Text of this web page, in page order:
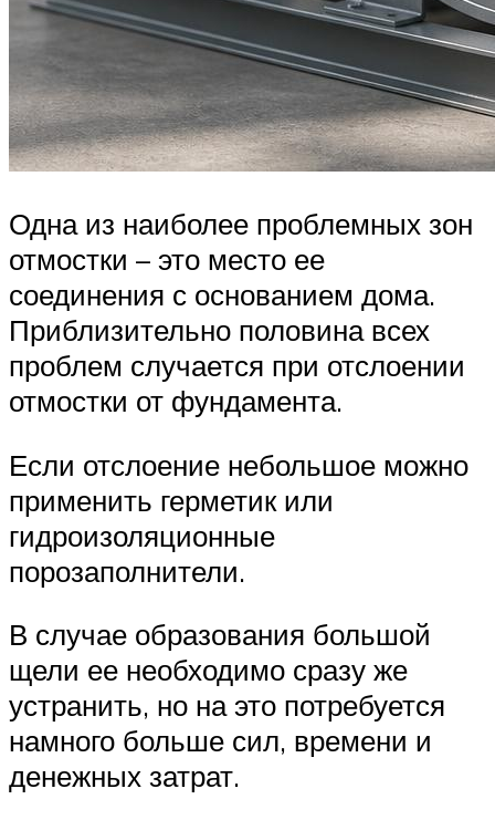
Одна из наиболее проблемных зон
отмостки – это место ее
соединения с основанием дома.
Приблизительно половина всех
проблем случается при отслоении
отмостки от фундамента.
Если отслоение небольшое можно
применить герметик или
гидроизоляционные
порозаполнители.
В случае образования большой
щели ее необходимо сразу же
устранить, но на это потребуется
намного больше сил, времени и
денежных затрат.